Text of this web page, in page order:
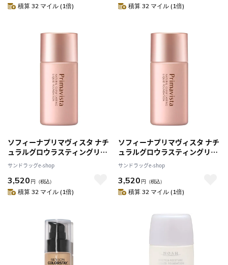
積算 32 マイル (1倍) 積算 32 マイル (1倍)
ソフィーナプリマヴィスタ ナチ
ュラルグロウラスティングリキ
ッドファンデーションベージュ
オークル03
サンドラッグe-shop
3,520 円 （税込）
積算 32 マイル (1倍)
ソフィーナプリマヴィスタ ナチ
ュラルグロウラスティングリキ
ッドファンデーションベージュ
オークル05
サンドラッグe-shop
3,520 円 （税込）
積算 32 マイル (1倍)